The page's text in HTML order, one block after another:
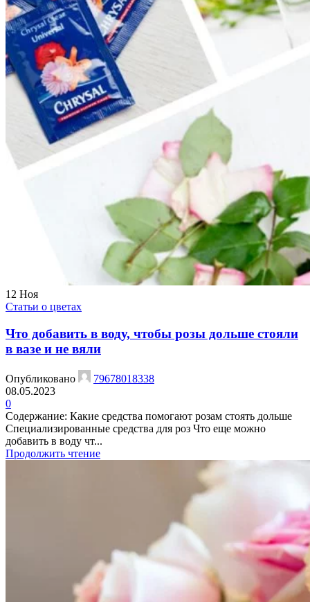
12 Ноя
Статьи о цветах
Что добавить в воду, чтобы розы дольше стояли
в вазе и не вяли
Опубликовано
79678018338
08.05.2023
0
Содержание: Какие средства помогают розам стоять дольше
Специализированные средства для роз Что еще можно
добавить в воду чт...
Продолжить чтение